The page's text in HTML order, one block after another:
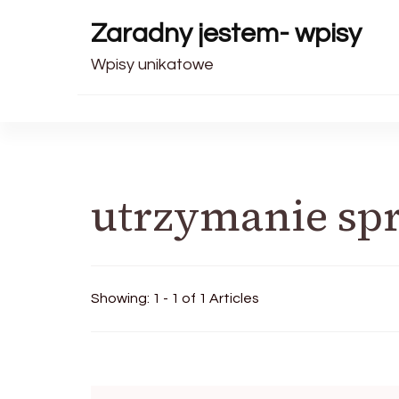
Zaradny jestem- wpisy
Wpisy unikatowe
utrzymanie
Showing: 1 - 1 of 1 Articles